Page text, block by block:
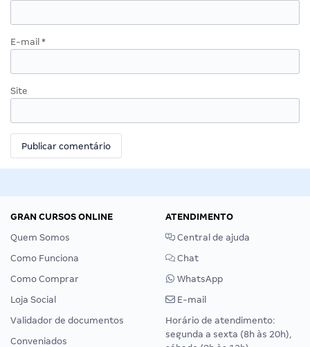
E-mail *
Site
GRAN CURSOS ONLINE
Quem Somos
Como Funciona
Como Comprar
Loja Social
Validador de documentos
Conveniados
ATENDIMENTO
Central de ajuda
Chat
WhatsApp
E-mail
Horário de atendimento:
segunda a sexta (8h às 20h),